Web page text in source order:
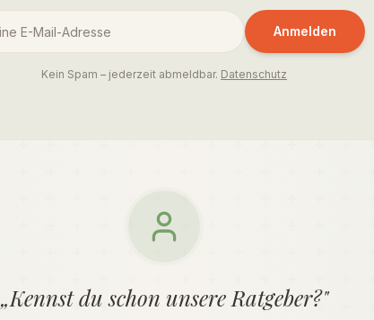
Anmelden
Kein Spam – jederzeit abmeldbar. Datenschutz
„Kennst du schon unsere Ratgeber?"